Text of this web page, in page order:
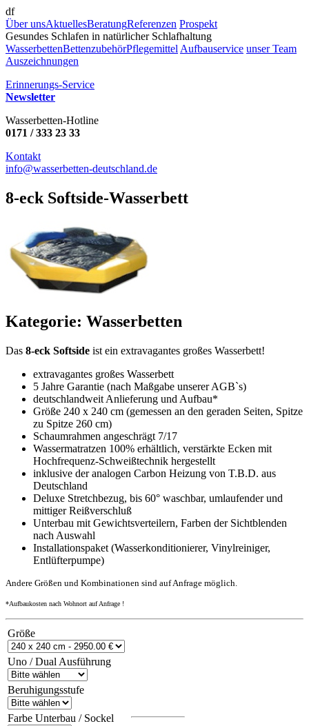
df
Über unsAktuellesBeratungReferenzen Prospekt
Gesundes Schlafen in natürlicher Schlafhaltung
WasserbettenBettenzubehörPflegemittel Aufbauservice unser Team
Auszeichnungen
Erinnerungs-Service
Newsletter
Wasserbetten-Hotline
0171 / 333 23 33
Kontakt
info@wasserbetten-deutschland.de
8-eck Softside-Wasserbett
Kategorie: Wasserbetten
Das 8-eck Softside ist ein extravagantes großes Wasserbett!
extravagantes großes Wasserbett
5 Jahre Garantie (nach Maßgabe unserer AGB`s)
deutschlandweit Anlieferung und Aufbau*
Größe 240 x 240 cm (gemessen an den geraden Seiten, Spitze
zu Spitze 260 cm)
Schaumrahmen angeschrägt 7/17
Wassermatratzen 100% erhältlich, verstärkte Ecken mit
Hochfrequenz-Schweißtechnik hergestellt
inklusive der analogen Carbon Heizung von T.B.D. aus
Deutschland
Deluxe Stretchbezug, bis 60° waschbar, umlaufender und
mittiger Reißverschluß
Unterbau mit Gewichtsverteilern, Farben der Sichtblenden
nach Auswahl
Installationspaket (Wasserkonditionierer, Vinylreiniger,
Entlüfterpumpe)
Andere Größen und Kombinationen sind auf Anfrage möglich.
*Aufbaukosten nach Wohnort auf Anfrage !
Größe
Uno / Dual Ausführung
Beruhigungsstufe
Farbe Unterbau / Sockel